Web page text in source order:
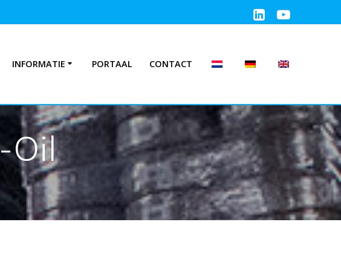
INFORMATIE PORTAAL CONTACT
Oil